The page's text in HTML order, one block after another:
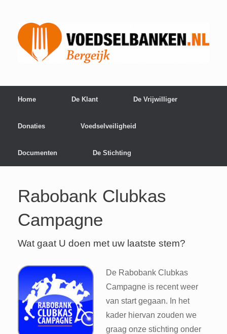
Home De Klant De Vrijwilliger
Donaties Voedselveiligheid
Documenten De Stichting
Rabobank Clubkas
Campagne
Wat gaat U doen met uw laatste stem?
De Rabobank Clubkas
Campagne is recent weer
van start gegaan. In het
kader hiervan zouden we
graag onze stichting onder